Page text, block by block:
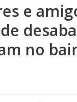
e
no